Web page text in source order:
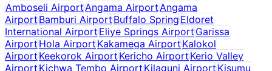
Amboseli AirportAngama AirportAngama
AirportBamburi AirportBuffalo SpringEldoret
International AirportEliye Springs AirportGarissa
AirportHola AirportKakamega AirportKalokol
AirportKeekorok AirportKericho AirportKerio Valley
AirportKichwa Tembo AirportKilaguni AirportKisumu